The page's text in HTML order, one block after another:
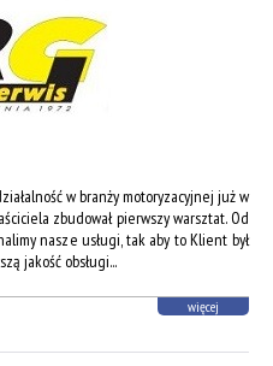
w branży motoryzacyjnej już w
zbudował pierwszy warsztat. Od
nasze usługi, tak aby to Klient był
jakość obsługi...
więcej